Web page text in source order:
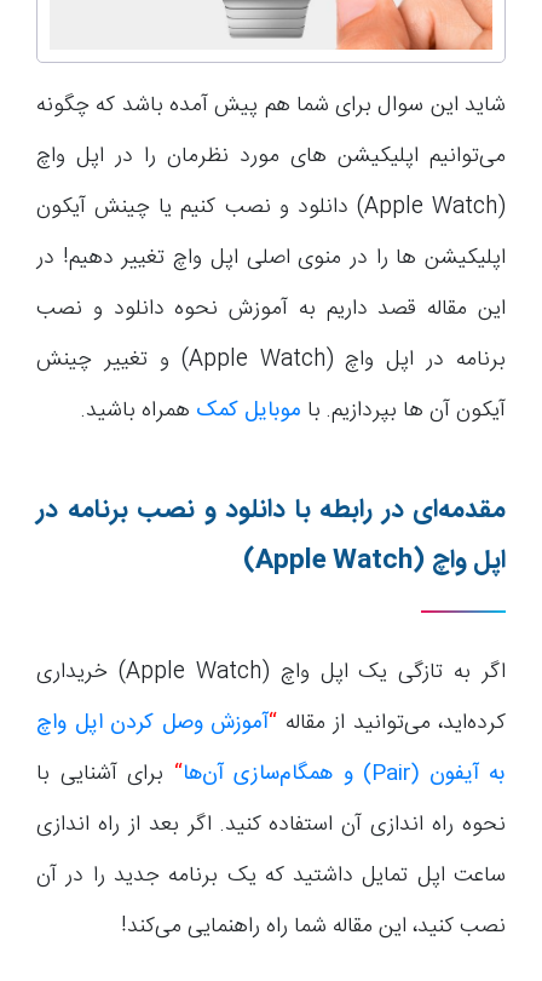
شاید این سوال برای شما هم پیش آمده باشد که چگونه
می‌توانیم اپلیکیشن های مورد نظرمان را در اپل واچ
(Apple Watch) دانلود و نصب کنیم یا چینش آیکون
اپلیکیشن ها را در منوی اصلی اپل واچ تغییر دهیم! در
این مقاله قصد داریم به آموزش نحوه دانلود و نصب
برنامه در اپل واچ (Apple Watch) و تغییر چینش
آیکون آن ها بپردازیم. با موبایل کمک همراه باشید.
مقدمه‌ای در رابطه با دانلود و نصب برنامه در
اپل واچ (Apple Watch)
اگر به تازگی یک اپل واچ (Apple Watch) خریداری
کرده‌اید، می‌توانید از مقاله “آموزش وصل کردن اپل واچ
به آیفون (Pair) و همگام‌سازی آن‌ها“ برای آشنایی با
نحوه راه اندازی آن استفاده کنید. اگر بعد از راه اندازی
ساعت اپل تمایل داشتید که یک برنامه جدید را در آن
نصب کنید، این مقاله شما راه راهنمایی می‌کند!